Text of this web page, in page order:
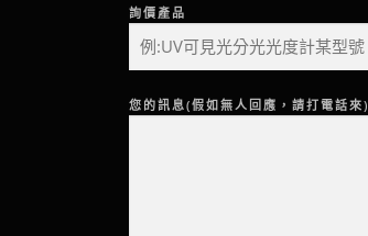
詢價產品
您的訊息(假如無人回應，請打電話來)